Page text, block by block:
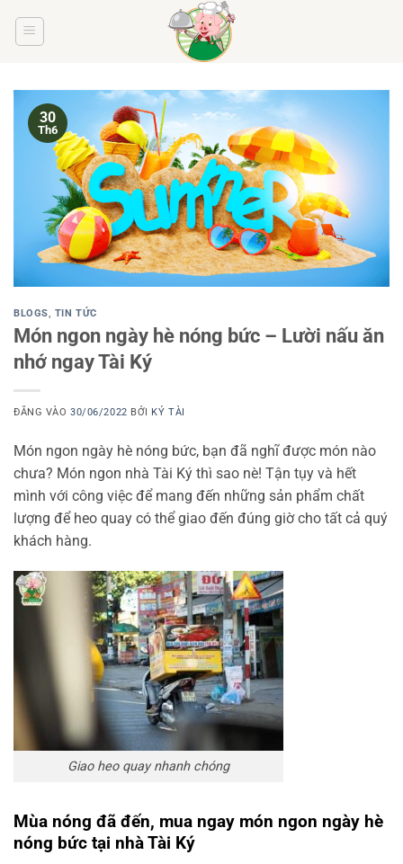
30
Th6
BLOGS, TIN TỨC
Món ngon ngày hè nóng bức – Lười nấu ăn
nhớ ngay Tài Ký
ĐĂNG VÀO30/06/2022 BỞI KÝ TÀI
Món ngon ngày hè nóng bức, bạn đã nghĩ được món nào
chưa? Món ngon nhà Tài Ký thì sao nè! Tận tụy và hết
mình với công việc để mang đến những sản phẩm chất
lượng để heo quay có thể giao đến đúng giờ cho tất cả quý
khách hàng.
Giao heo quay nhanh chóng
Mùa nóng đã đến, mua ngay món ngon ngày hè
nóng bức tại nhà Tài Ký